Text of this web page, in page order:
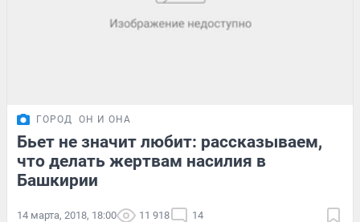
ГОРОД ОН И ОНА
Бьет не значит любит: рассказываем,
что делать жертвам насилия в
Башкирии
14 марта, 2018, 18:00 11 918 14